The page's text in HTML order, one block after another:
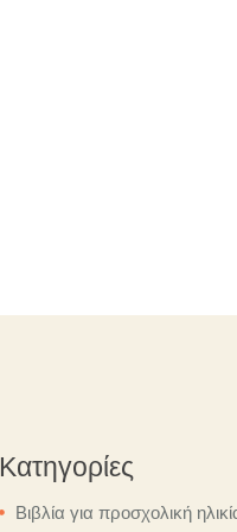
Κατηγορίες
Βιβλία για προσχολική